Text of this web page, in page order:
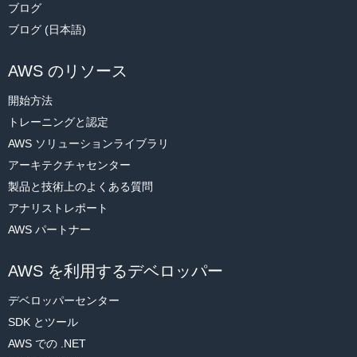
ブログ
ブログ (日本語)
AWS のリソース
開始方法
トレーニングと認定
AWS ソリューションライブラリ
アーキテクチャセンター
製品と技術上のよくある質問
アナリストレポート
AWS パートナー
AWS を利用するデベロッパー
デベロッパーセンター
SDK とツール
AWS での .NET